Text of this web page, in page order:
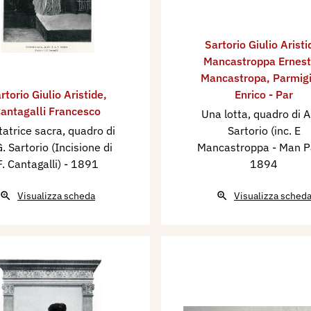
Milano)
nazionale
il popolo italiano
voci robuste
silenzio, annunzino
quale si dibatte la
sforzo leggendario
del suo sogno
che un’altra
rinascita
Giulio Aristide,
Francesco
sacra, quadro di
Sartorio (Incisione di
Cantagalli) - 1891
Visualizza scheda
Sartorio Giulio
Mancastroppa
Mancastropa,
Enrico - Par
Una lotta, quadro di
Sartorio (inc. E
Mancastroppa - Man
1894
Visualizza scheda